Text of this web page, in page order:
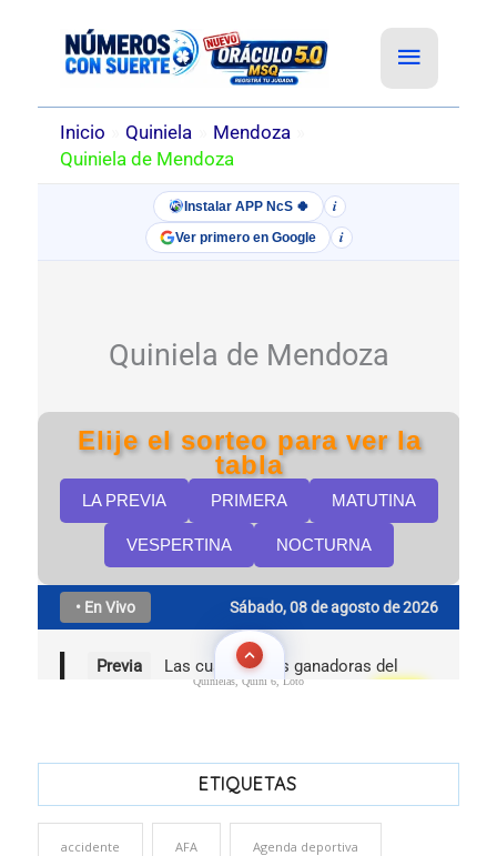
Quinielas, Quini 6, Loto
ETIQUETAS
accidente AFA Agenda deportiva